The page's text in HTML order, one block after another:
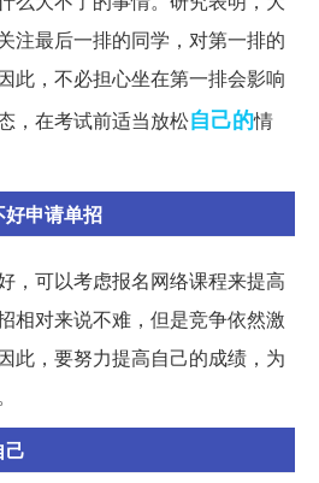
注最后一排的同学，对第一排的
此，不必担心坐在第一排会影响
，在考试前适当放松自己的情
申请单招
，可以考虑报名网络课程来提高
相对来说不难，但是竞争依然激
此，要努力提高自己的成绩，为
己